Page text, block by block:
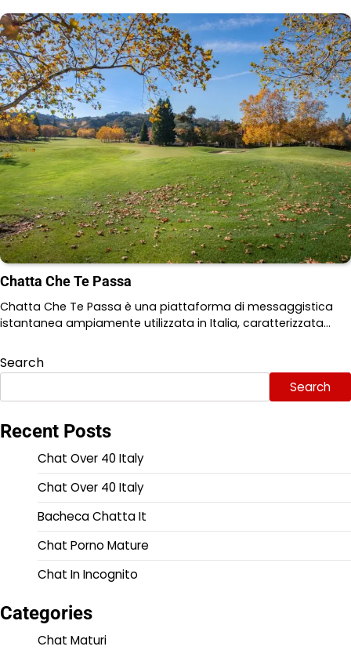
Chatta Che Te Passa
Chatta Che Te Passa è una piattaforma di messaggistica
istantanea ampiamente utilizzata in Italia, caratterizzata…
Search
Search
Recent Posts
Chat Over 40 Italy
Chat Over 40 Italy
Bacheca Chatta It
Chat Porno Mature
Chat In Incognito
Categories
Chat Maturi